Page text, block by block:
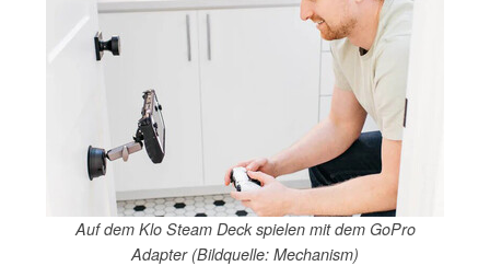
Auf dem Klo Steam Deck spielen mit dem GoPro
Adapter (Bildquelle: Mechanism)